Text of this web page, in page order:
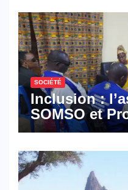
SOCIÉTÉ
Inclusion :
SOMSO et
militent en
hôtellerie-